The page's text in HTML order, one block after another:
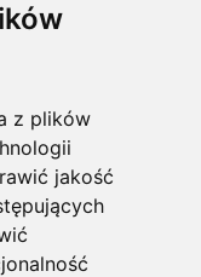
z plików
jakość